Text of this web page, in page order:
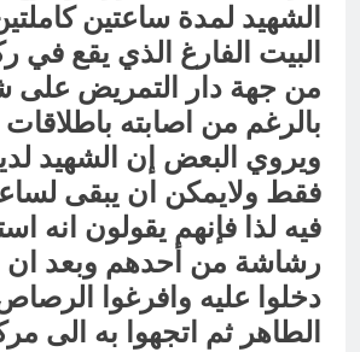
الشهيد لمدة ساعتين
من جهة دار التمريض على
بالرغم من اصابته
ويروي البعض إن الشهيد
فقط ولايمكن ان يبقى
فيه لذا فإنهم يقولون انه
رشاشة من أحدهم وبعد ان
دخلوا عليه وافرغوا
الطاهر ثم اتجهوا به الى